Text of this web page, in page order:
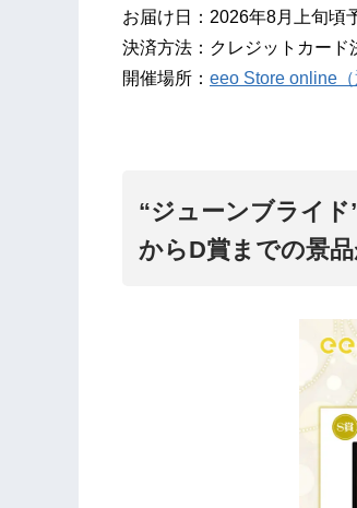
お届け日：2026年8月上旬頃
決済方法：クレジットカー
開催場所： eeo Store online（
“ジューンブライ
からD賞までの景品